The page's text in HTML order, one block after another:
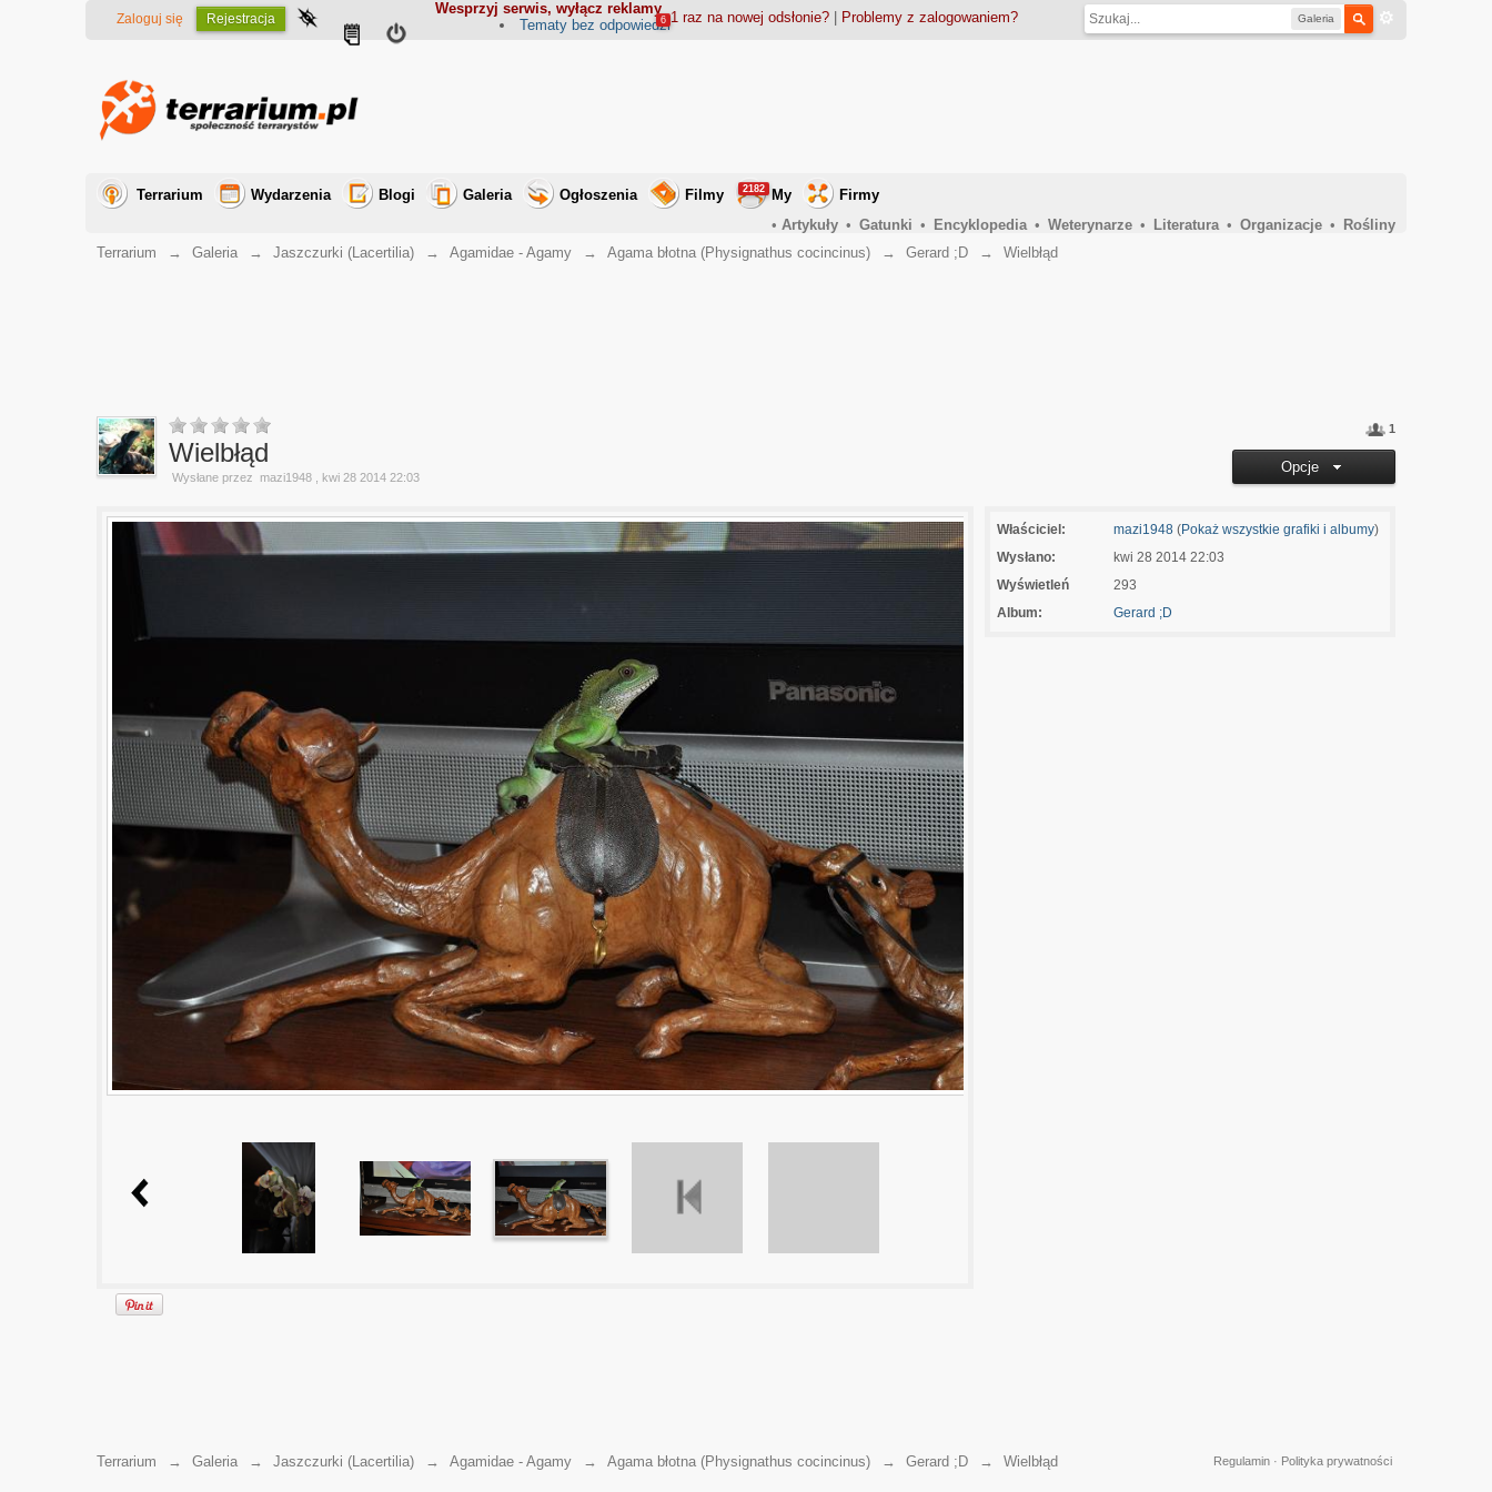
Wesprzyj serwis, wyłącz reklamy
Galeria
Zaloguj się Rejestracja 1 raz na nowej odsłonie?| Problemy z zalogowaniem?
Tematy bez odpowiedzi
6
Terrarium Wydarzenia Blogi Galeria Ogłoszenia Filmy My
2182
Firmy
• Artykuły • Gatunki • Encyklopedia • Weterynarze • Literatura • Organizacje •
Rośliny
Terrarium
→ Galeria → Jaszczurki (Lacertilia) → Agamidae - Agamy → Agama błotna (Physignathus cocincinus) → Gerard ;D → Wielbłąd
1
Opcje
Wielbłąd
Wysłane przez mazi1948 , kwi 28 2014 22:03
Właściciel: mazi1948(Pokaż wszystkie grafiki i albumy)
Wysłano:
kwi 28 2014 22:03
Wyświetleń
293
Album:
Gerard ;D
Terrarium → Galeria → Jaszczurki (Lacertilia) → Agamidae - Agamy → Agama błotna (Physignathus cocincinus) → Gerard ;D → Wielbłąd Polityka prywatności
Regulamin·